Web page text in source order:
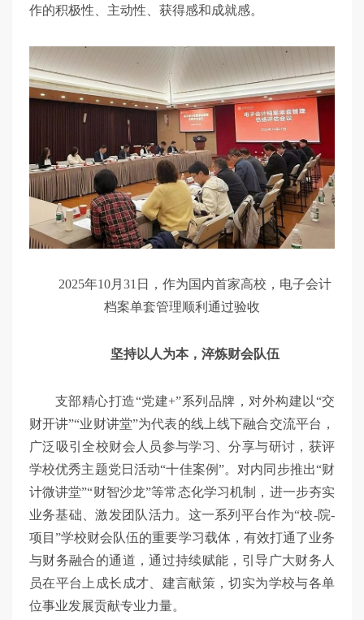
作的积极性、主动性、获得感和成就感。
2025年10月31日，作为国内首家高校，电子会计
档案单套管理顺利通过验收
坚持以人为本，淬炼财会队伍
支部精心打造“党建+”系列品牌，对外构建以“交
财开讲”“业财讲堂”为代表的线上线下融合交流平台，
广泛吸引全校财会人员参与学习、分享与研讨，获评
学校优秀主题党日活动“十佳案例”。对内同步推出“财
计微讲堂”“财智沙龙”等常态化学习机制，进一步夯实
业务基础、激发团队活力。这一系列平台作为“校-院-
项目”学校财会队伍的重要学习载体，有效打通了业务
与财务融合的通道，通过持续赋能，引导广大财务人
员在平台上成长成才、建言献策，切实为学校与各单
位事业发展贡献专业力量。